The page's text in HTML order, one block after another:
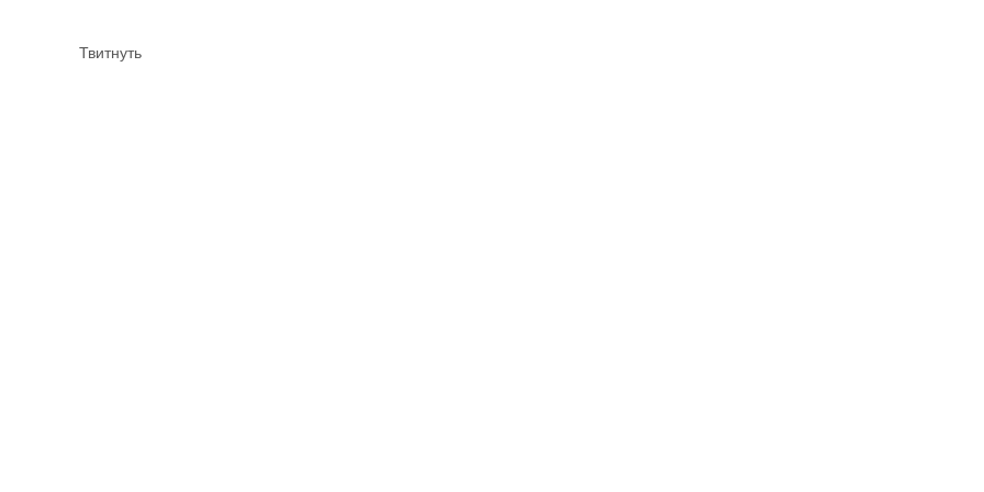
Твитнуть